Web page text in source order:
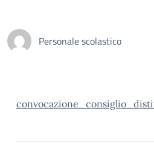
Personale scolastico